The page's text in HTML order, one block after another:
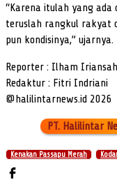
“Karena itulah yang ada
teruslah rangkul rakyat
pun kondisinya,” ujarnya.
Reporter : Ilham Iriansah
Redaktur : Fitri Indriani
@halilintarnews.id 2026
PT. Halilintar
Kenakan Passapu Merah